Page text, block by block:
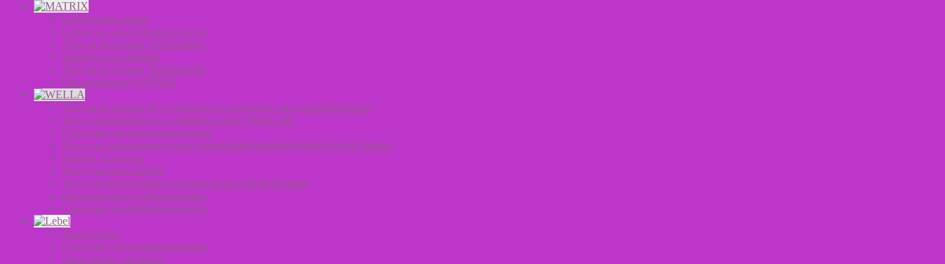
Осветление волос
Средства для стайлинга волос
Уход за волосами Oil Wonders
Химическая завивка
Уход за волосами Total Results
Окрашивание MATRIX
Уход за волосами без сульфатов и парабенов эко-линия Elements
Уход для вьющихся и кудрявых волос NutriCurls
Средства для осветления волос
Уход для интенсивного восстановления поврежденных волос Fusion
Краски для волос
Уход для волос Invigo
Уход для интенсивного блеска волос Oil Reflections
Окислители и стабилизаторы
Средства для стайлинга волос
Аксессуары
Средства для стайлинга волос
Оксиданты для волос